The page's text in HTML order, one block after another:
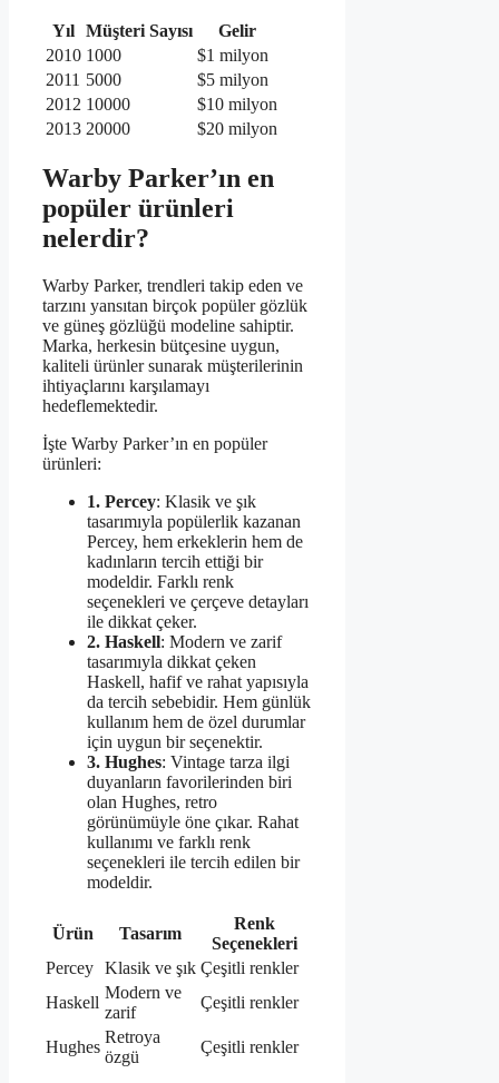
Yıl Müşteri Sayısı
Gelir
2010 1000
$1 milyon
2011 5000
$5 milyon
2012 10000
$10 milyon
2013 20000 $20 milyon
Warby Parker’ın en
popüler ürünleri
nelerdir?
Warby Parker, trendleri takip eden ve
tarzını yansıtan birçok popüler gözlük
ve güneş gözlüğü modeline sahiptir.
Marka, herkesin bütçesine uygun,
kaliteli ürünler sunarak müşterilerinin
ihtiyaçlarını karşılamayı
hedeflemektedir.
İşte Warby Parker’ın en popüler
ürünleri:
1. Percey: Klasik ve şık
tasarımıyla popülerlik kazanan
Percey, hem erkeklerin hem de
kadınların tercih ettiği bir
modeldir. Farklı renk
seçenekleri ve çerçeve detayları
ile dikkat çeker.
2. Haskell: Modern ve zarif
tasarımıyla dikkat çeken
Haskell, hafif ve rahat yapısıyla
da tercih sebebidir. Hem günlük
kullanım hem de özel durumlar
için uygun bir seçenektir.
3. Hughes: Vintage tarza ilgi
duyanların favorilerinden biri
olan Hughes, retro
görünümüyle öne çıkar. Rahat
kullanımı ve farklı renk
seçenekleri ile tercih edilen bir
modeldir.
Ürün Tasarım
Renk
Seçenekleri
Percey Klasik ve şık Çeşitli renkler
Haskell
Modern ve
zarif
Çeşitli renkler
Hughes
Retroya
özgü
Çeşitli renkler